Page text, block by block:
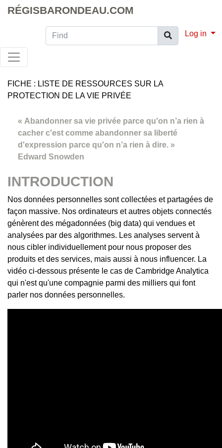
RÉGISBARONDEAU.COM
Find Log in
FICHE : LISTE DE RESSOURCES SUR LA
PROTECTION DE LA VIE PRIVÉE
« Abandonner sa vie privée parce qu'on n’a rien à
cacher c'est comme abandonner sa liberté
d'expression parce qu'on n’a rien à dire. »
Edward Snowden
INTRODUCTION
Nos données personnelles sont collectées et partagées de
façon massive. Nos ordinateurs et autres objets connectés
génèrent des mégadonnées (big data) qui vendues et
analysées par des algorithmes. Les analyses servent à
nous cibler individuellement pour nous proposer des
produits et des services, mais aussi à nous influencer. La
vidéo ci-dessous présente le cas de Cambridge Analytica
qui n'est qu'une compagnie parmi des milliers qui font
parler nos données personnelles.